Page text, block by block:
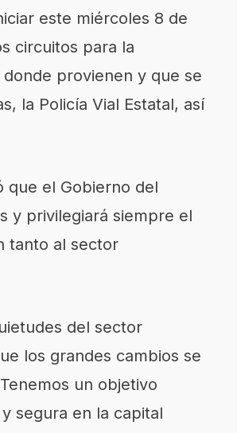
este miércoles 8 de
circuitos para la
provienen y que se
la Policía Vial Estatal, así
que el Gobierno del
y privilegiará siempre el
tanto al sector
del sector
los grandes cambios se
un objetivo
segura en la capital